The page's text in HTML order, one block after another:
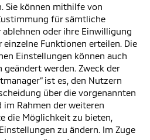
Sie können mithilfe von
für sämtliche
oder ihre Einwilligung
einzelne Funktionen erteilen. Die
Einstellungen können auch
werden. Zweck der
ist es, den Nutzern
über die vorgenannten
im Rahmen der weiteren
die Möglichkeit zu bieten,
zu ändern. Im Zuge